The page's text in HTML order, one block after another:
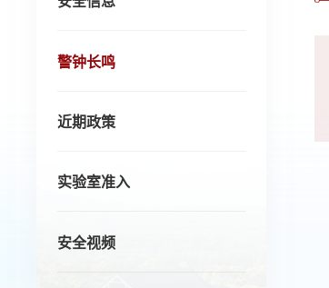
警钟长鸣
近期政策
实验室准入
安全视频